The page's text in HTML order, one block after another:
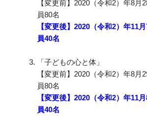
【変更前】2020（令和2）年8
員80名
【変更後】2020（令和2）年11
員40名
「子どもの心と体」
【変更前】2020（令和2）年8
員80名
【変更後】2020（令和2）年11
員40名